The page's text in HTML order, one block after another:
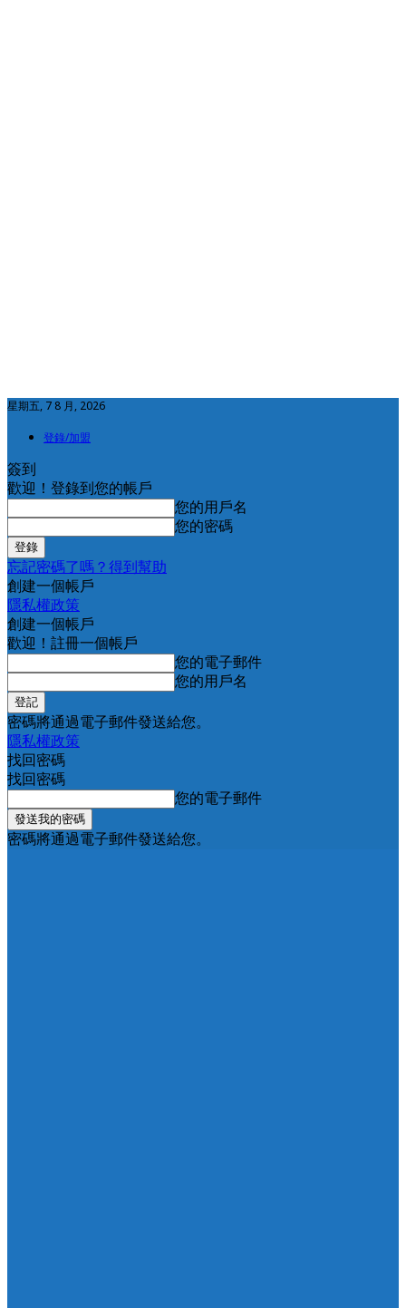
星期五, 7 8 月, 2026
登錄/加盟
簽到
歡迎！登錄到您的帳戶
您的用戶名
您的密碼
忘記密碼了嗎？得到幫助
創建一個帳戶
隱私權政策
創建一個帳戶
歡迎！註冊一個帳戶
您的電子郵件
您的用戶名
密碼將通過電子郵件發送給您。
隱私權政策
找回密碼
找回密碼
您的電子郵件
密碼將通過電子郵件發送給您。